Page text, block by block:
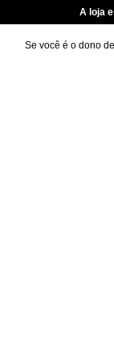
A loja
Se você é o dono